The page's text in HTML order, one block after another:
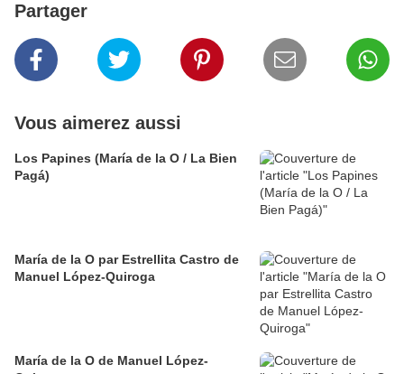
Partager
Vous aimerez aussi
Los Papines (María de la O / La Bien
Pagá)
María de la O par Estrellita Castro de
Manuel López-Quiroga
María de la O de Manuel López-